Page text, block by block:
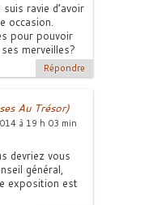
ravie d’avoir
occasion.
pour pouvoir
merveilles?
Répondre
Au Trésor)
à 19 h 03 min
devriez vous
général,
exposition est